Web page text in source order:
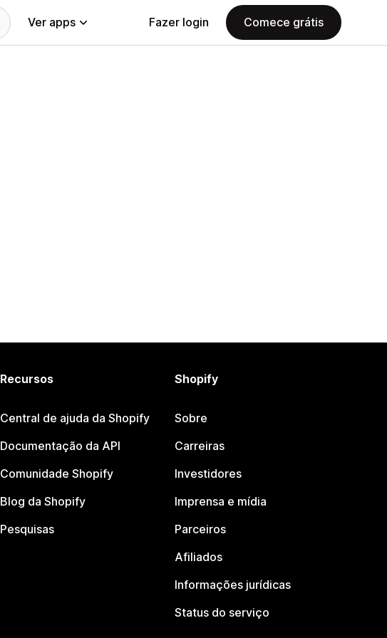
Ver apps Fazer login Comece grátis
Recursos
Central de ajuda da Shopify
Documentação da API
Comunidade Shopify
Blog da Shopify
Pesquisas
Shopify
Sobre
Carreiras
Investidores
Imprensa e mídia
Parceiros
Afiliados
Informações jurídicas
Status do serviço